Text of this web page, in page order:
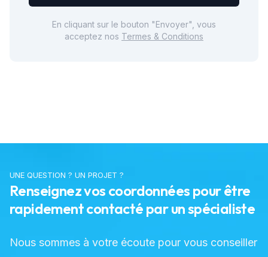
En cliquant sur le bouton "Envoyer", vous
acceptez nos Termes & Conditions
UNE QUESTION ? UN PROJET ?
Renseignez vos coordonnées pour être
rapidement contacté par un spécialiste
Nous sommes à votre écoute pour vous conseiller